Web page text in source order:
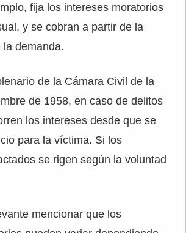
fija los intereses moratorios
y se cobran a partir de la
la demanda.
de la Cámara Civil de la
de 1958, en caso de delitos
los intereses desde que se
para la víctima. Si los
se rigen según la voluntad
mencionar que los